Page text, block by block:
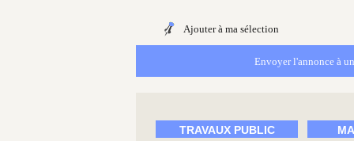
Ajouter à ma sélection
Envoyer l'annonce à
TRAVAUX PUBLIC